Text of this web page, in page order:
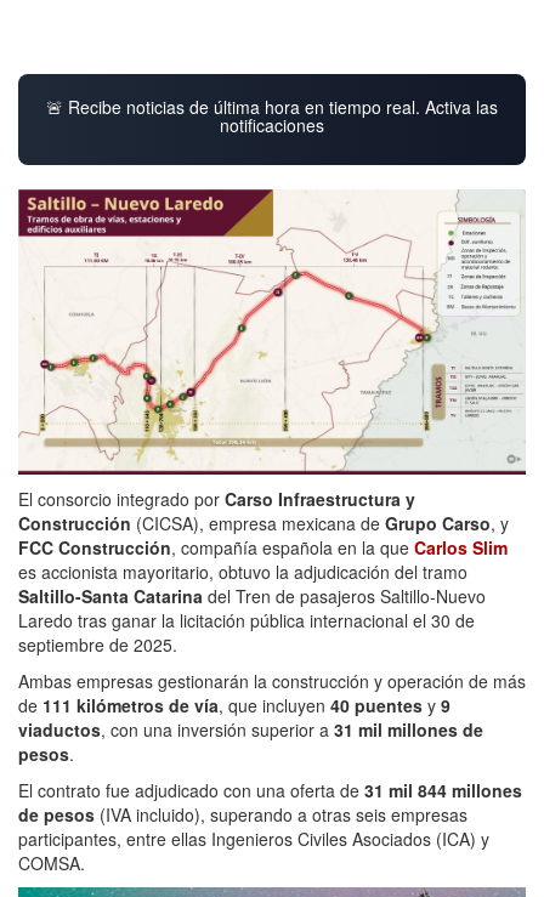
🚨 Recibe noticias de última hora en tiempo real. Activa las
notificaciones
El consorcio integrado por Carso Infraestructura y
Construcción (CICSA), empresa mexicana de Grupo Carso, y
FCC Construcción, compañía española en la que Carlos Slim
es accionista mayoritario, obtuvo la adjudicación del tramo
Saltillo-Santa Catarina del Tren de pasajeros Saltillo-Nuevo
Laredo tras ganar la licitación pública internacional el 30 de
septiembre de 2025.
Ambas empresas gestionarán la construcción y operación de más
de 111 kilómetros de vía, que incluyen 40 puentes y 9
viaductos, con una inversión superior a 31 mil millones de
pesos.
El contrato fue adjudicado con una oferta de 31 mil 844 millones
de pesos (IVA incluido), superando a otras seis empresas
participantes, entre ellas Ingenieros Civiles Asociados (ICA) y
COMSA.